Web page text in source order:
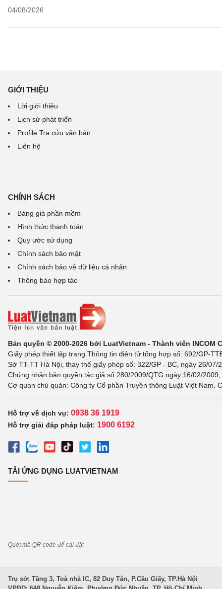
04/08/2026
GIỚI THIỆU
Lời giới thiệu
Lịch sử phát triển
Profile Tra cứu văn bản
Liên hệ
CHÍNH SÁCH
Bảng giá phần mềm
Hình thức thanh toán
Quy ước sử dụng
Chính sách bảo mật
Chính sách bảo vệ dữ liệu cá nhân
Thông báo hợp tác
Bản quyền © 2000-2026 bởi LuatVietnam - Thành viên INCOM
Giấy phép thiết lập trang Thông tin điện tử tổng hợp số: 692/GP-
Sở TT-TT Hà Nội, thay thế giấy phép số: 322/GP - BC, ngày 26/
Chứng nhận bản quyền tác giả số 280/2009/QTG ngày 16/02/
Cơ quan chủ quản: Công ty Cổ phần Truyền thông Luật Việt Nam.
Hỗ trợ về dịch vụ: 0938 36 1919
Hỗ trợ giải đáp pháp luật: 1900 6192
TẢI ỨNG DỤNG LUATVIETNAM
Quét mã QR code để cài đặt
Trụ sở: Tầng 3, Toà nhà IC, 82 Duy Tân, P.Cầu Giấy, TP.Hà Nội